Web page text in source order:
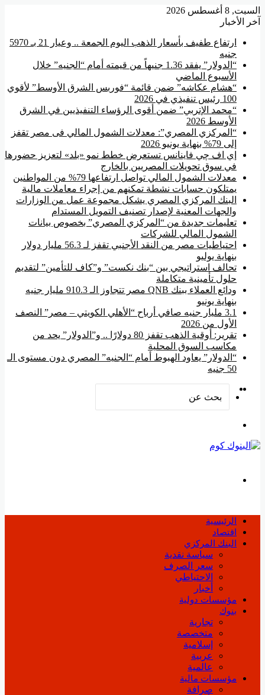
8 أغسطس 2026
الأخبار
ارتفاع طفيف بأسعار الذهب اليوم الجمعة .. وعيار 21 بـ 5970
جنيه
“الدولار” يفقد 1.36 جنيهاً من قيمته أمام “الجنيه” خلال
الأسبوع الماضي
“هشام عكاشه” ضمن قائمة “فوربس الشرق الأوسط” لأقوي
100 رئيس تنفيذي في 2026
“محمد الإتربي” ضمن أقوى الرؤساء التنفيذيين في الشرق
الأوسط 2026
“المركزي المصري”: معدلات الشمول المالي فى مصر تقفز
إلى 79% بنهاية يونيو 2026
إي اف چي فاينانس تستعرض خطط نمو «بلد» لتعزيز حضورها
في سوق تحويلات المصريين بالخارج
معدلات الشمول المالي تواصل ارتفاعها 79% من المواطنين
يمتلكون حسابات نشطة تمكنهم من إجراء معاملات مالية
البنك المركزي المصري يشكل مجموعة عمل من الوزارات
والجهات المعنية لإصدار تصنيف التمويل المستدام
تعليمات جديدة من “المركزي المصري” بخصوص بيانات
الشمول المالي للشركات
احتياطيات مصر من النقد الأجنبي تقفز لـ 56.3 مليار دولار
بنهاية يوليو
تحالف استراتيجي بين “بنك نكست” و”كاف للتأمين” لتقديم
حلول تأمينية متكاملة
ودائع العملاء ببنك QNB مصر تتجاوز الـ 910.3 مليار جنيه
بنهاية يونيو
3.1 مليار جنيه صافي أرباح “الأهلي الكويتي – مصر” النصف
الأول من 2026
تقرير: أوقية الذهب تقفز 80 دولارًا .. و”الدولار” يحد من
مكاسب السوق المحلية
“الدولار” يعاود الهبوط أمام “الجنيه” المصري دون مستوى الـ
فيسبوك
‫YouTube
القائمة
بحث
الرئيسية
اقتصاد
البنك المركزي
سياسة نقدية
سعر الصرف
الاحتياطي
أخبار
مؤسسات دولية
بنوك
تجارية
متخصصة
إسلامية
عربية
عالمية
مؤسسات مالية
صرافة